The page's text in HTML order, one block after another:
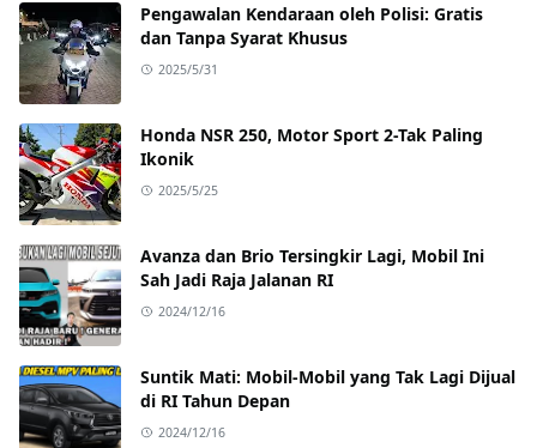
Pengawalan Kendaraan oleh Polisi: Gratis
dan Tanpa Syarat Khusus
2025/5/31
Honda NSR 250, Motor Sport 2-Tak Paling
Ikonik
2025/5/25
Avanza dan Brio Tersingkir Lagi, Mobil Ini
Sah Jadi Raja Jalanan RI
2024/12/16
Suntik Mati: Mobil-Mobil yang Tak Lagi Dijual
di RI Tahun Depan
2024/12/16